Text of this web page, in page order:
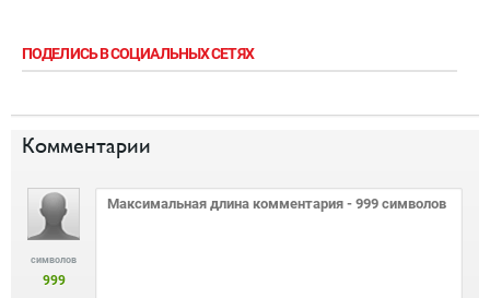
ПОДЕЛИСЬ В СОЦИАЛЬНЫХ СЕТЯХ
Комментарии
символов
999